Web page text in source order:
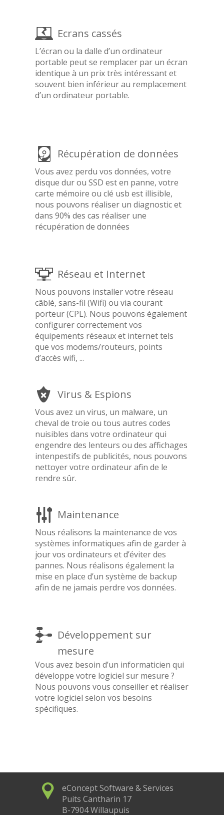
Ecrans cassés
L’écran ou la dalle d’un ordinateur
portable peut se remplacer par un écran
identique à un prix très intéressant et
souvent bien inférieur au remplacement
d’un ordinateur portable.
Récupération de données
Vous avez perdu vos données, votre
disque dur ou SSD est en panne, votre
carte mémoire ou clé usb est illisible,
nous pouvons réaliser un diagnostic et
dans 90% des cas réaliser une
récupération de données
Réseau et Internet
Nous pouvons installer votre réseau
câblé, sans-fil (Wifi) ou via courant
porteur (CPL). Nous pouvons également
configurer correctement vos
équipements réseaux et internet tels
que vos modems/routeurs, points
d’accès wifi, ...
Virus & Espions
Vous avez un virus, un malware, un
cheval de troie ou tous autres codes
nuisibles dans votre ordinateur qui
engendre des lenteurs ou des affichages
intenpestifs de publicités, nous pouvons
nettoyer votre ordinateur afin de le
rendre sûr.
Maintenance
Nous réalisons la maintenance de vos
systèmes informatiques afin de garder à
jour vos ordinateurs et d’éviter des
pannes. Nous réalisons également la
mise en place d’un système de backup
afin de ne jamais perdre vos données.
Développement sur
mesure
Vous avez besoin d’un informaticien qui
développe votre logiciel sur mesure ?
Nous pouvons vous conseiller et réaliser
votre logiciel selon vos besoins
spécifiques.
eConcept Software & Services
Puits Cantharin 17
B-7904 Willaupuis